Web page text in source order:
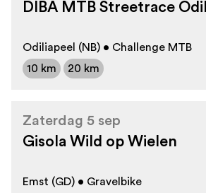
DIBA MTB Streetrace
Odiliapeel (NB) • Challenge MTB
10 km
20 km
Zaterdag 5 sep
Gisola Wild op Wielen
Emst (GD) • Gravelbike